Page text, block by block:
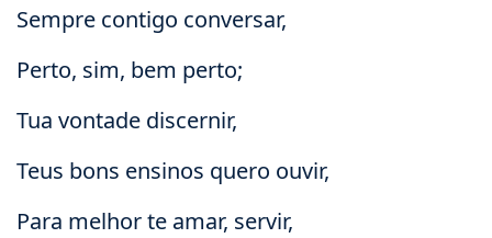
Sempre contigo conversar,
Perto, sim, bem perto;
Tua vontade discernir,
Teus bons ensinos quero ouvir,
Para melhor te amar, servir,